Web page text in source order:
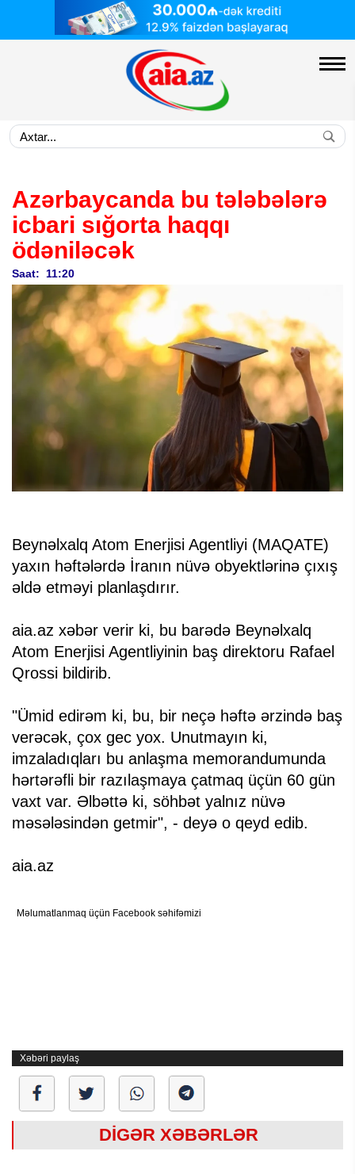
Azərbaycanda bu tələbələrə
icbari sığorta haqqı
ödəniləcək
Saat: 11:20
Beynəlxalq Atom Enerjisi Agentliyi (MAQATE)
yaxın həftələrdə İranın nüvə obyektlərinə çıxış
əldə etməyi planlaşdırır.
aia.az xəbər verir ki, bu barədə Beynəlxalq
Atom Enerjisi Agentliyinin baş direktoru Rafael
Qrossi bildirib.
"Ümid edirəm ki, bu, bir neçə həftə ərzində baş
verəcək, çox gec yox. Unutmayın ki,
imzaladıqları bu anlaşma memorandumunda
hərtərəfli bir razılaşmaya çatmaq üçün 60 gün
vaxt var. Əlbəttə ki, söhbət yalnız nüvə
məsələsindən getmir", - deyə o qeyd edib.
aia.az
Məlumatlanmaq üçün Facebook səhifəmizi
Xəbəri paylaş
DİGƏR XƏBƏRLƏR